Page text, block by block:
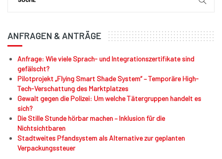
ANFRAGEN & ANTRÄGE
Anfrage: Wie viele Sprach- und Integrationszertifikate sind
gefälscht?
Pilotprojekt „Flying Smart Shade System“ – Temporäre High-
Tech-Verschattung des Marktplatzes
Gewalt gegen die Polizei: Um welche Tätergruppen handelt es
sich?
Die Stille Stunde hörbar machen – Inklusion für die
Nichtsichtbaren
Stadtweites Pfandsystem als Alternative zur geplanten
Verpackungssteuer